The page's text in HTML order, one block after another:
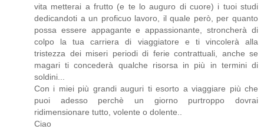
vita metterai a frutto (e te lo auguro di cuore) i tuoi studi
dedicandoti a un proficuo lavoro, il quale però, per quanto
possa essere appagante e appassionante, stroncherà di
colpo la tua carriera di viaggiatore e ti vincolerà alla
tristezza dei miseri periodi di ferie contrattuali, anche se
magari ti concederà qualche risorsa in più in termini di
soldini...
Con i miei più grandi auguri ti esorto a viaggiare più che
puoi adesso perchè un giorno purtroppo dovrai
ridimensionare tutto, volente o dolente..
Ciao